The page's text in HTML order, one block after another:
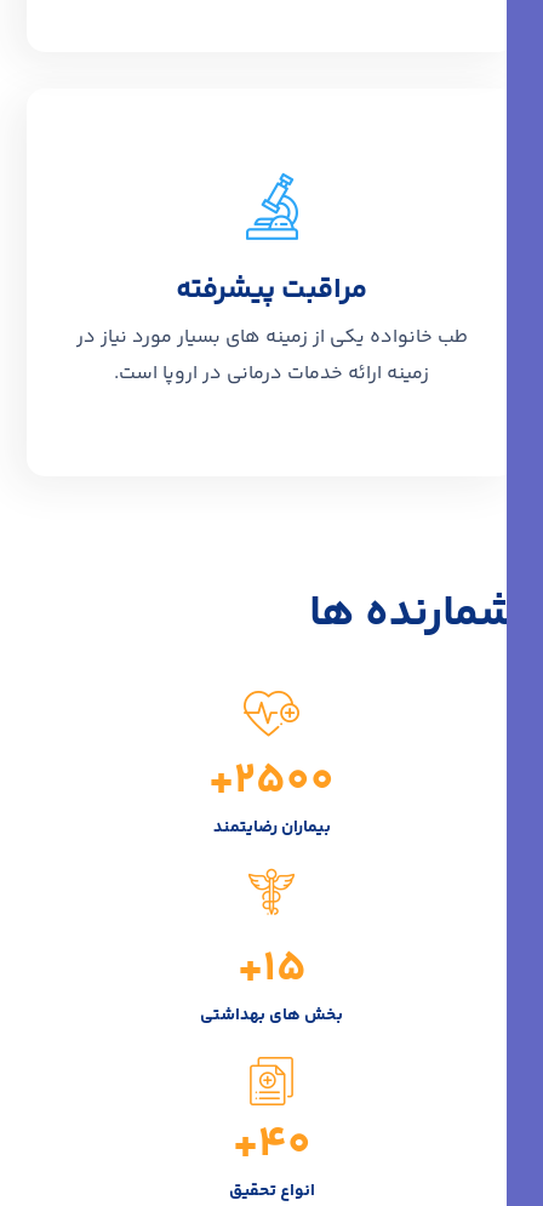
مراقبت پیشرفته
طب خانواده یکی از زمینه های بسیار مورد نیاز در
زمینه ارائه خدمات درمانی در اروپا است.
اطلاعات بیشتر
شمارنده ها
2500
+
بیماران رضایتمند
15
+
بخش های بهداشتی
40
+
انواع تحقیق